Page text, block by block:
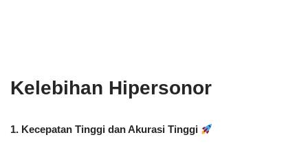
Kelebihan Hipersonor
1. Kecepatan Tinggi dan Akurasi Tinggi